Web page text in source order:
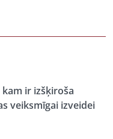
ir izšķiroša
veiksmīgai izveidei